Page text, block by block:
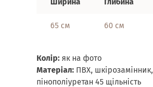
65 см 60 см
Колір: як на фото
Матеріал: ПВХ, шкірозамінник,
пінополіуретан 45 щільність